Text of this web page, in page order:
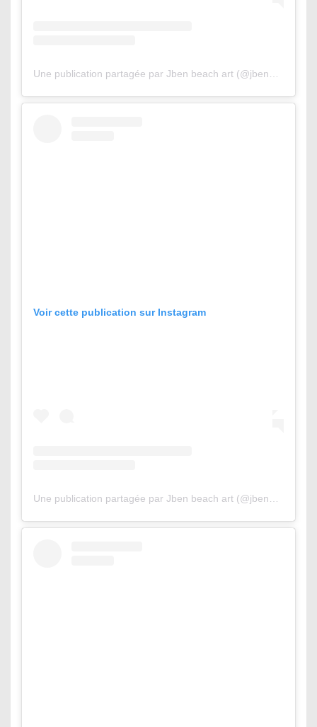
Une publication partagée par Jben beach art (@jbenart)
Voir cette publication sur Instagram
Une publication partagée par Jben beach art (@jbenart)